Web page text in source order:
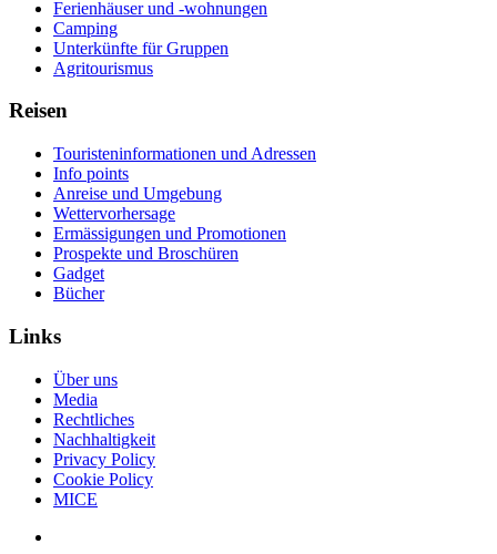
Ferienhäuser und -wohnungen
Camping
Unterkünfte für Gruppen
Agritourismus
Reisen
Touristeninformationen und Adressen
Info points
Anreise und Umgebung
Wettervorhersage
Ermässigungen und Promotionen
Prospekte und Broschüren
Gadget
Bücher
Links
Über uns
Media
Rechtliches
Nachhaltigkeit
Privacy Policy
Cookie Policy
MICE